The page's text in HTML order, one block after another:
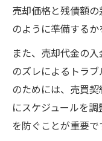
売却価格と残債額
のように準備するか
また、売却代金の
のズレによるトラ
のためには、売買
にスケジュールを
を防ぐことが重要で